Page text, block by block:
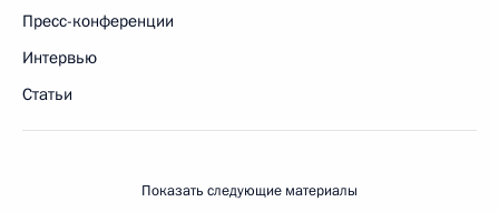
Пресс-конференции
Интервью
Статьи
Показать следующие материалы